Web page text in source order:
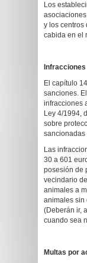
Los
y los centros
cabida en el
Infracciones
El capítulo
sanciones.
infracciones
Ley 4/1994,
sobre
sancionadas
Las
30 a 601
posesión de
vecindario
animales a
animales sin
(Deberán ir,
cuando sea
Multas por